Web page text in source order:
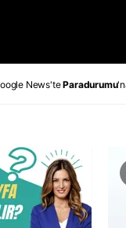
News'teParadurumu